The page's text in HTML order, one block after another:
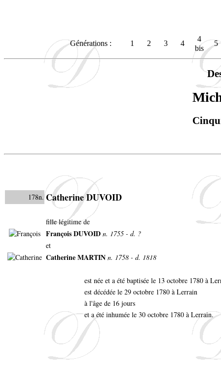
Générations : 1 2 3 4
4
bis
5
178n. Catherine DUVOID
fille légitime de
François DUVOID n. 1755 - d. ?
et
Catherine MARTIN n. 1758 - d. 1818
est née et a été baptisée le 13 octobre 1780 à
est décédée le 29 octobre 1780 à Lerrain
à l'âge de 16 jours
et a été inhumée le 30 octobre 1780 à Lerrain.